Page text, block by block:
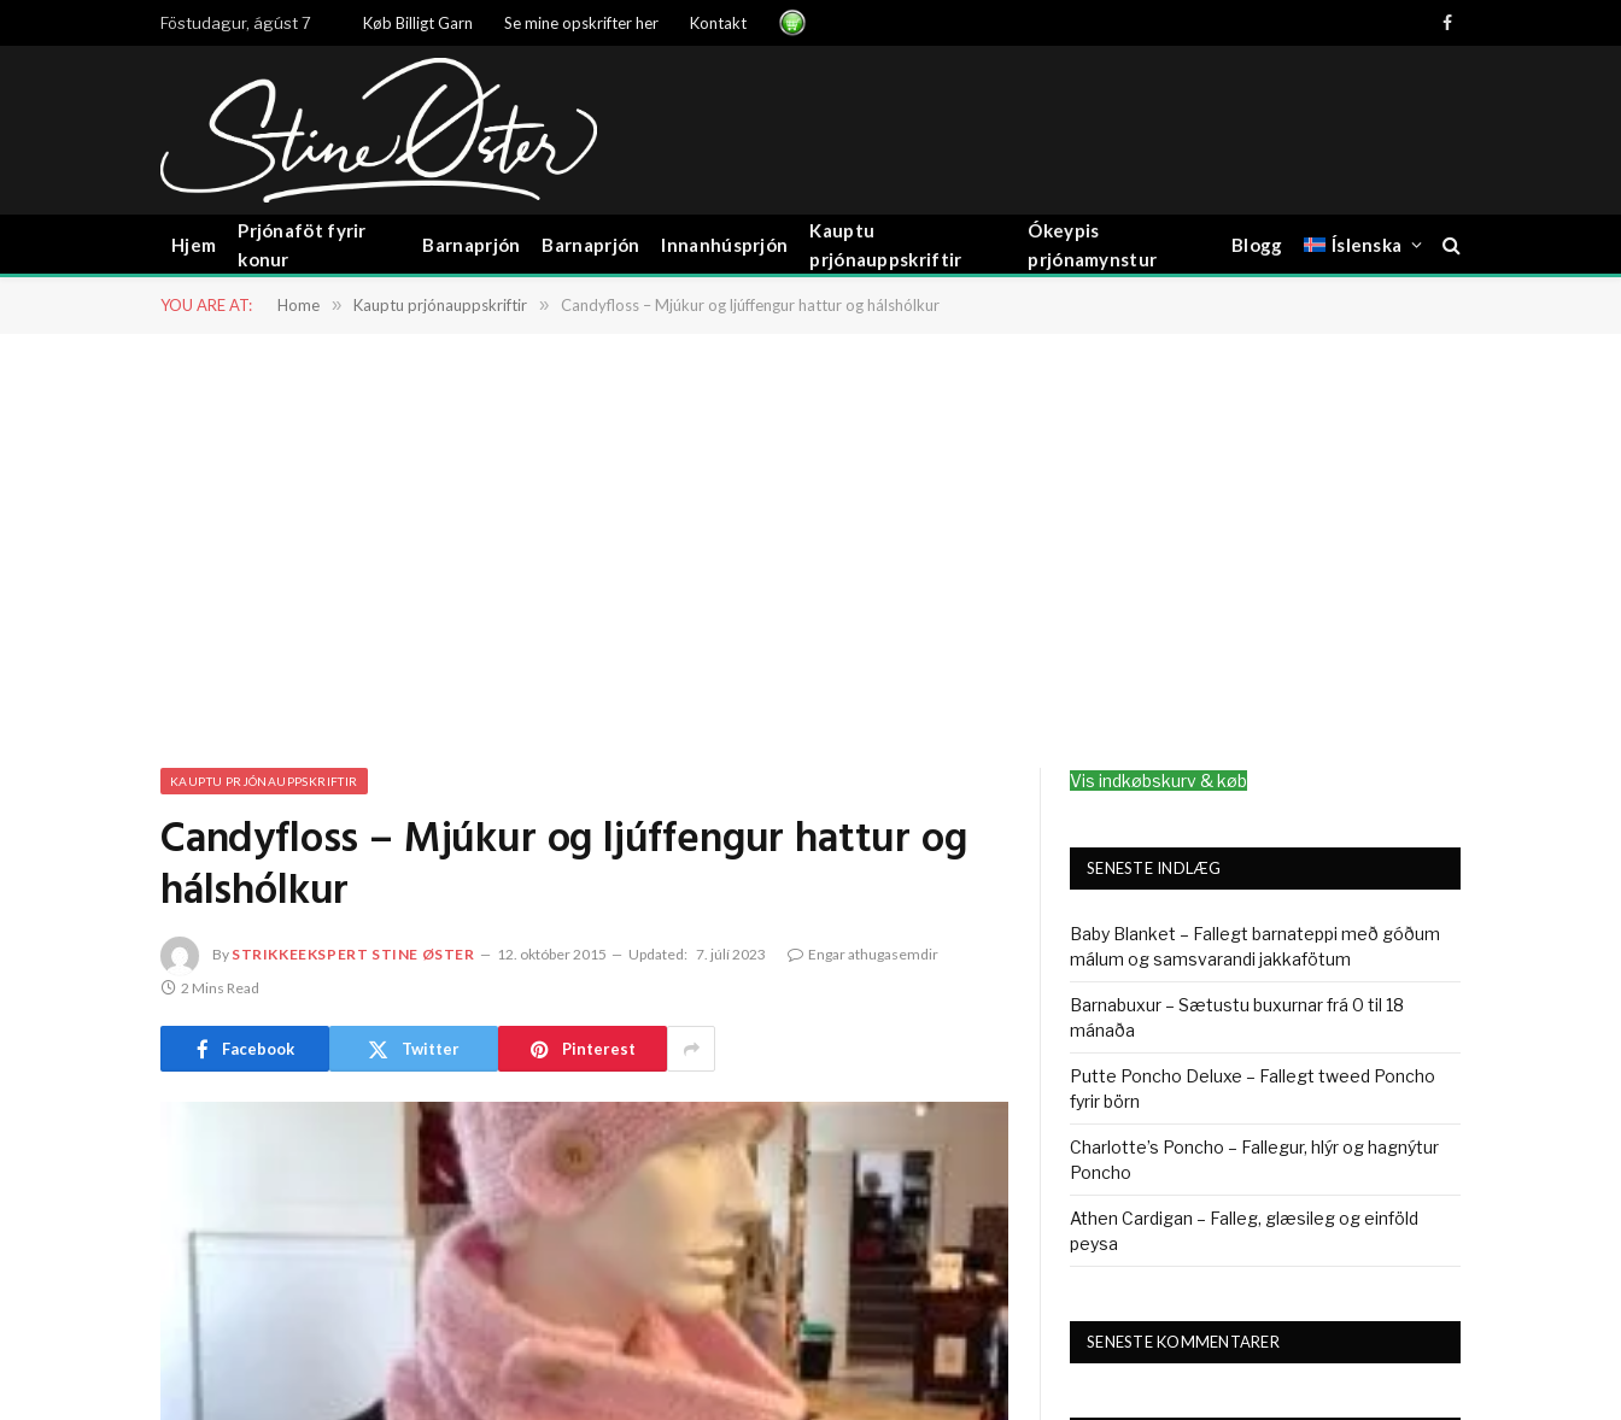
Föstudagur, ágúst 7 Køb Billigt Garn Se mine opskrifter her Kontakt
Facebook
Hjem
Prjónaföt fyrir
konur
Barnaprjón Barnaprjón Innanhúsprjón
Kauptu
prjónauppskriftir
Ókeypis
prjónamynstur
Blogg Íslenska
YOU ARE AT: Home » Kauptu prjónauppskriftir » Candyfloss – Mjúkur og ljúffengur hattur og hálshólkur
KAUPTU PRJÓNAUPPSKRIFTIR
Candyfloss – Mjúkur og ljúffengur hattur og
hálshólkur
By STRIKKEEKSPERT STINE ØSTER 12. október 2015 Updated: 7. júlí 2023
Engar athugasemdir
2 Mins Read
Facebook Twitter Pinterest
Vis indkøbskurv & køb
SENESTE INDLÆG
Baby Blanket – Fallegt barnateppi með góðum
málum og samsvarandi jakkafötum
Barnabuxur – Sætustu buxurnar frá 0 til 18
mánaða
Putte Poncho Deluxe – Fallegt tweed Poncho
fyrir börn
Charlotte’s Poncho – Fallegur, hlýr og hagnýtur
Poncho
Athen Cardigan – Falleg, glæsileg og einföld
peysa
SENESTE KOMMENTARER